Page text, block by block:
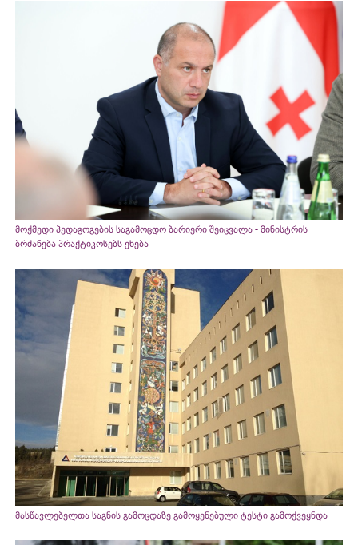
მოქმედი პედაგოგების საგამოცდო ბარიერი შეიცვალა - მინისტრის
ბრძანება პრაქტიკოსებს ეხება
მასწავლებელთა საგნის გამოცდაზე გამოყენებული ტესტი გამოქვეყნდა